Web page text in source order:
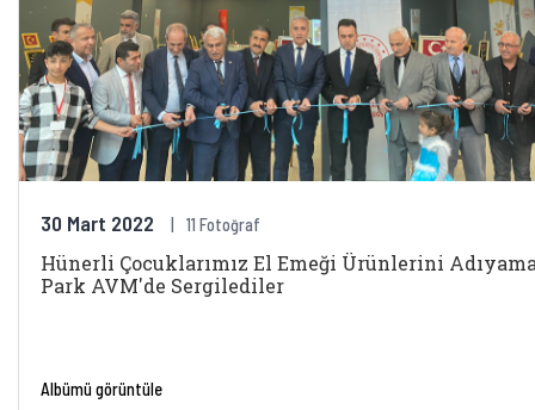
30 Mart 2022 11 Fotoğraf
Hünerli Çocuklarımız El Emeği Ürünlerini
Park AVM'de Sergilediler
Albümü görüntüle